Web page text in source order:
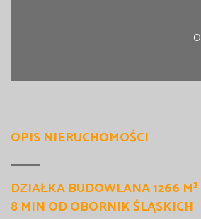
OPIS NIERUCHOMOŚCI
DZIAŁKA BUDOWLANA 1266 M²
8 MIN OD OBORNIK ŚLĄSKICH